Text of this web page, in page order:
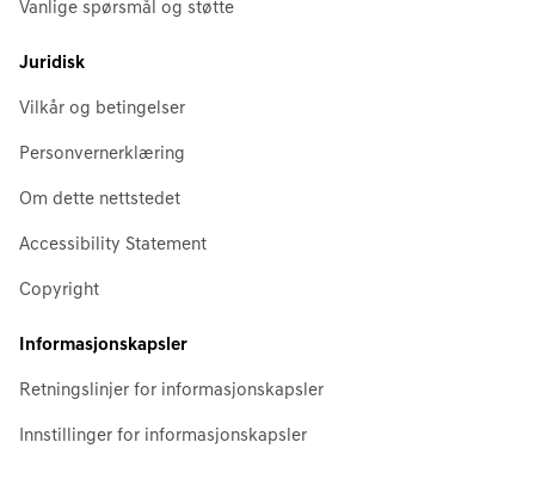
Vanlige spørsmål og støtte
Juridisk
Vilkår og betingelser
Personvernerklæring
Om dette nettstedet
Accessibility Statement
Copyright
Informasjonskapsler
Retningslinjer for informasjonskapsler
Innstillinger for informasjonskapsler